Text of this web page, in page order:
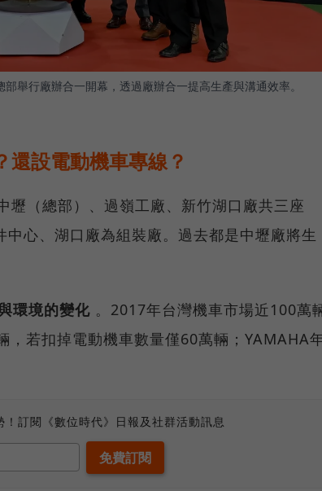
舉行廠辦合一開幕，透過廠辦合一提高生產與溝通效率。
設電動機車專線？
壢（總部）、過嶺工廠、新竹湖口廠共三座
心、湖口廠為組裝廠。過去都是中壢廠將生
環境的變化 。2017年台灣機車市場近100萬
，若扣掉電動機車數量僅60萬輛；YAMAHA
訂閱《數位時代》日報及社群活動訊息